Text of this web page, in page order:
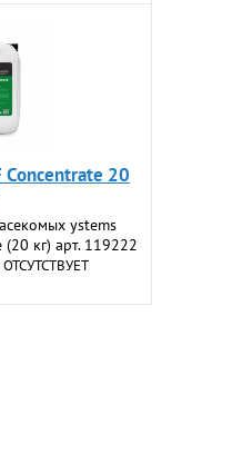
Concentrate 20
ystems
кг) арт. 119222